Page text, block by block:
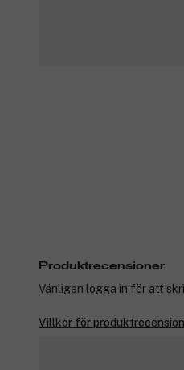
Produktrecensioner
Vänligen logga in för att
Villkor för